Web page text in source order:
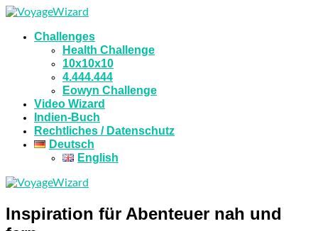
Challenges
Health Challenge
10x10x10
4.444.444
Eowyn Challenge
Video Wizard
Indien-Buch
Rechtliches / Datenschutz
Deutsch
English
Inspiration für Abenteuer nah und